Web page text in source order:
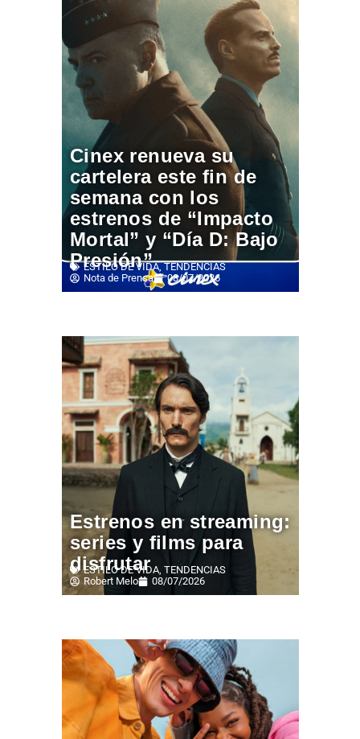
Cinex renueva su
cartelera este fin de
semana con los
estrenos de “Impacto
Mortal” y “Día D: Bajo
Presión”
ESTILO DE VIDA,TENDENCIAS
Nota de Prensa
08/07/2026
Estrenos en streaming:
series y films para
disfrutar
ESTILO DE VIDA, TENDENCIAS
Robert Melo
08/07/2026